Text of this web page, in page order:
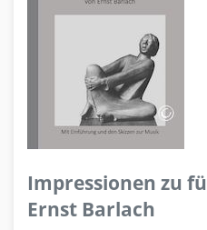
Impressionen zu
Ernst Barlach